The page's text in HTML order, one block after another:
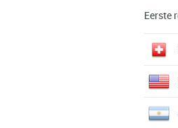
Eerste